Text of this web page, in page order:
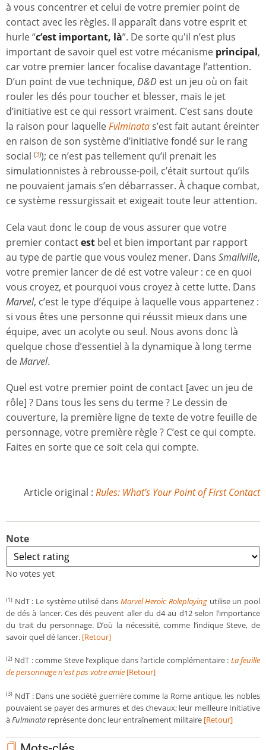
à vous concentrer et celui de votre premier point de
contact avec les règles. Il apparaît dans votre esprit et
hurle “c’est important, là”. De sorte qu'il n’est plus
important de savoir quel est votre mécanisme principal,
car votre premier lancer focalise davantage l’attention.
D’un point de vue technique, D&D est un jeu où on fait
rouler les dés pour toucher et blesser, mais le jet
d’initiative est ce qui ressort vraiment. C’est sans doute
la raison pour laquelleFvlminatas’est fait autant éreinter
en raison de son système d’initiative fondé sur le rang
social (3)); ce n’est pas tellement qu’il prenait les
simulationnistes à rebrousse-poil, c’était surtout qu’ils
ne pouvaient jamais s’en débarrasser. À chaque combat,
ce système ressurgissait et exigeait toute leur attention.
Cela vaut donc le coup de vous assurer que votre
premier contactest bel et bien important par rapport
au type de partie que vous voulez mener. Dans Smallville,
votre premier lancer de dé est votre valeur : ce en quoi
vous croyez, et pourquoi vous croyez à cette lutte. Dans
Marvel, c’est le type d’équipe à laquelle vous appartenez :
si vous êtes une personne qui réussit mieux dans une
équipe, avec un acolyte ou seul. Nous avons donc là
quelque chose d’essentiel à la dynamique à long terme
deMarvel.
Quel est votre premier point de contact [avec un jeu de
rôle] ? Dans tous les sens du terme ? Le dessin de
couverture, la première ligne de texte de votre feuille de
personnage, votre première règle ? C’est ce qui compte.
Faites en sorte que ce soit cela qui compte.
Article original : Rules: What’s Your Point of First Contact
Note
No votes yet
(1) NdT : Le système utilisé dans Marvel Heroic Roleplaying utilise un pool
de dés à lancer. Ces dés peuvent aller du d4 au d12 selon l’importance
du trait du personnage. D’où la nécessité, comme l’indique Steve, de
savoir quel dé lancer. [Retour]
(2) NdT : comme Steve l’explique dans l’article complémentaire : La feuille
de personnage n'est pas votre amie [Retour]
(3) NdT : Dans une société guerrière comme la Rome antique, les nobles
pouvaient se payer des armures et des chevaux; leur meilleure Initiative
àFulminata représente donc leur entraînement militaire [Retour]